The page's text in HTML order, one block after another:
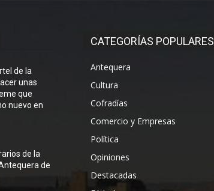
de la
unas
que
nuevo en
de la
de
CATEGORÍAS POPULARES
Antequera
Cultura
Cofradías
Comercio y Empresas
Política
Opiniones
Destacadas